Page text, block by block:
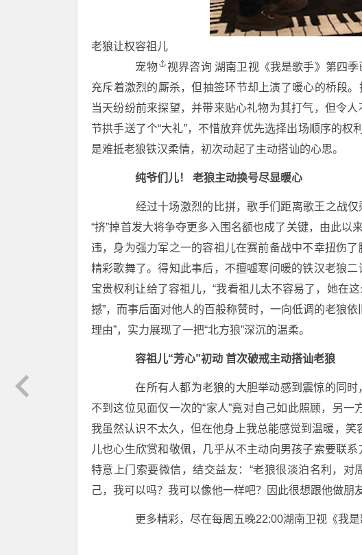
老狼让权容祖儿
宠物
视界咨询 湖南卫视《我是歌手》第四
充斥着激烈的厮杀，但抽签环节却上演了暖心的桥段。
当天纷纷前来探望，并带来贴心礼物为其打气，但令
节拱手送了个“大礼”，不惜放弃优先选择出场顺序的权
是难抵老狼铁汉柔情，初次动起了主动搭讪的心思。
纯爷们儿！ 老狼主动换号尽显暖心
经过十场激烈的比拼，歌手们距离歌王之战仅
“挤”掉首发大将争夺更多入围名额也成了关键，由此以
违，身为强力军之一的容祖儿在赛前备战中不幸扭伤
精彩歌舞了。得知此事后，不擅嘘寒问暖的铁汉老狼
宝贵权利让给了容祖儿，“我看祖儿太不容易了，她在
撼”，而事后面对他人的百般称赞时，一向低调的老狼
理由”，实力展现了一把“北方狼”深沉的温柔。
容祖儿“芳心”初动 首次破戒主动搭讪老狼
在所有人都为老狼的大胆举动感到震惊的同时
不到这位见面仅一次的“家人”竟对自己如此照顾，另
我虽然认识不太久，但在他身上我总能感觉到温暖，笑
儿也心生欣赏和敬佩，几乎从不主动向男孩子索要联
特意上门索要微信，结交益友：“老狼很淡泊名利，
己，我可以吗？我可以像他一样吧？因此很想跟他做朋
更多精彩，尽在每周五晚22:00湖南卫视《我是